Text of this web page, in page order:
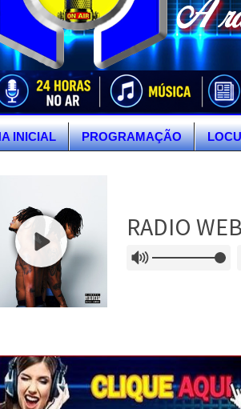
INICIAL PROGRAMAÇÃO